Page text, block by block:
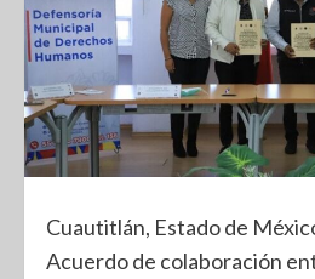
Cuautitlán, Estado de
Acuerdo de colaboración